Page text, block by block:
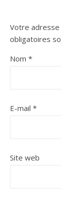
Votre adresse
obligatoires
Nom *
E-mail *
Site web